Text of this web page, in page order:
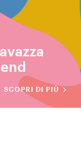
SCOPRI DI PIÙ